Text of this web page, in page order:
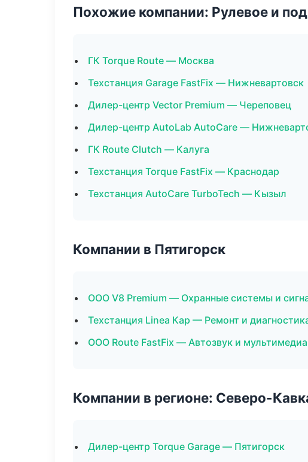
Похожие компании: Рулевое и
ГК Torque Route — Москва
Техстанция Garage FastFix — Нижневартовск
Дилер-центр Vector Premium — Череповец
Дилер-центр AutoLab AutoCare —
ГК Route Clutch — Калуга
Техстанция Torque FastFix — Краснодар
Техстанция AutoCare TurboTech — Кызыл
Компании в Пятигорск
ООО V8 Premium — Охранные системы и
Техстанция Linea Кар — Ремонт и
ООО Route FastFix — Автозвук и мультимедиа
Компании в регионе: Северо-
Дилер-центр Torque Garage — Пятигорск